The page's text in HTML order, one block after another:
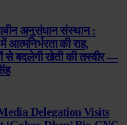
अनुसंधान संस्थान :
आत्मनिर्भरता की राह,
से बदलेगी खेती की तस्वीर —
Delegation Visits